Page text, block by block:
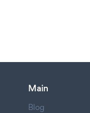
Main
Blog